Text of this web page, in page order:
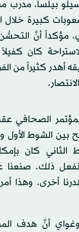
بيلسا، مدرب
كبيرة خلال
مؤكداً أنَّ
كان
أهدر كثيراً من
الصحافي
الشوط الأول
كان
نفعل ذلك.
أخرى، وهذا
أنَّ هدف